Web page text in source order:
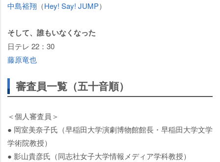
中島裕翔 （Hey! Say! JUMP）
そして、誰もいなくなった
日テレ 22：30
藤原竜也
審査員一覧（五十音順）
＜個人審査員＞
● 岡室美奈子氏（早稲田大学演劇博物館館長・早稲田大学文学
学術院教授）
● 影山貴彦氏（同志社女子大学情報メディア学科教授）